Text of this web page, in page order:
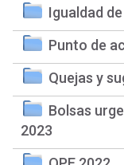
Igualdad
Punto de
Quejas y
Bolsas
2023